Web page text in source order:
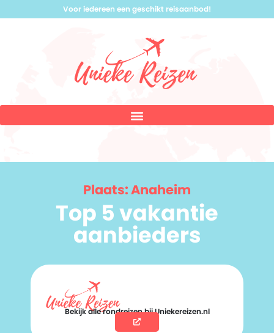
Voor iedereen een geschikt reisaanbod!
Plaats: Anaheim
Top 5 vakantie
aanbieders
Bekijk alle rondreizen bij Uniekereizen.nl